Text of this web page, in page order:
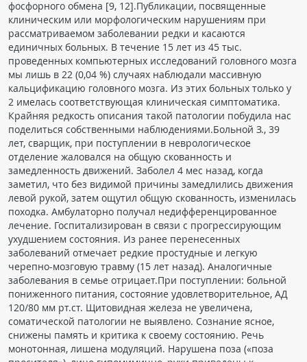
фосфорного обмена [9, 12].Публикации, посвященные
клиническим или морфологическим нарушениям при
рассматриваемом заболевании редки и касаются
единичных больных. В течение 15 лет из 45 тыс.
проведенных компьютерных исследований головного мозга
мы лишь в 22 (0,04 %) случаях наблюдали массивную
кальцификацию головного мозга. Из этих больных только у
2 имелась соответствующая клиническая симптоматика.
Крайняя редкость описания такой патологии побудила нас
поделиться собственными наблюдениями.Больной З., 39
лет, сварщик, при поступлении в неврологическое
отделение жаловался на общую скованность и
замедленность движений. Заболел 4 мес назад, когда
заметил, что без видимой причины замедлились движения
левой рукой, затем ощутил общую скованность, изменилась
походка. Амбулаторно получал недифференцированное
лечение. Госпитализирован в связи с прогрессирующим
ухудшением состояния. Из ранее перенесенных
заболеваний отмечает редкие простудные и легкую
черепно-мозговую травму (15 лет назад). Аналогичные
заболевания в семье отрицает.При поступлении: больной
пониженного питания, состояние удовлетворительное, АД
120/80 мм рт.ст. Щитовидная железа не увеличена,
соматической патологии не выявлено. Сознание ясное,
снижены память и критика к своему состоянию. Речь
монотонная, лишена модуляций. Нарушена поза («поза